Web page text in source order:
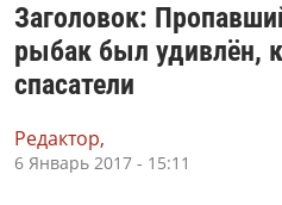
Заголовок:
рыбак был удивлён,
спасатели
Редактор,
6 Январь 2017 - 15:11